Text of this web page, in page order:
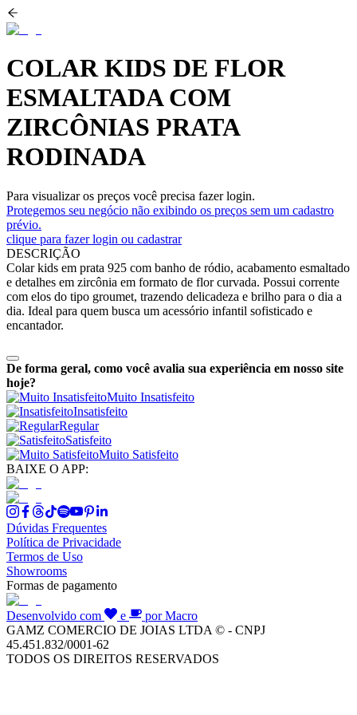
COLAR KIDS DE FLOR
ESMALTADA COM
ZIRCÔNIAS PRATA
RODINADA
Para visualizar os preços você precisa fazer login.
Protegemos seu negócio não exibindo os preços sem um cadastro
prévio.
clique para fazer login ou cadastrar
DESCRIÇÃO
Colar kids em prata 925 com banho de ródio, acabamento esmaltado
e detalhes em zircônia em formato de flor curvada. Possui corrente
com elos do tipo groumet, trazendo delicadeza e brilho para o dia a
dia. Ideal para quem busca um acessório infantil sofisticado e
encantador.
De forma geral, como você avalia sua experiência em nosso site
hoje?
Muito Insatisfeito
Insatisfeito
Regular
Satisfeito
Muito Satisfeito
BAIXE O APP:
Dúvidas Frequentes
Política de Privacidade
Termos de Uso
Showrooms
Formas de pagamento
Desenvolvido com e
por Macro
GAMZ COMERCIO DE JOIAS LTDA © - CNPJ
45.451.832/0001-62
TODOS OS DIREITOS RESERVADOS